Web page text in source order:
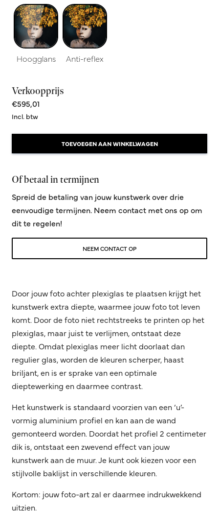
Hoogglans Anti-reflex
Verkoopprijs
€595,01
Incl. btw
TOEVOEGEN AAN WINKELWAGEN
Of betaal in termijnen
Spreid de betaling van jouw kunstwerk over drie
eenvoudige termijnen. Neem contact met ons op om
dit te regelen!
NEEM CONTACT OP
Door jouw foto achter plexiglas te plaatsen krijgt het
kunstwerk extra diepte, waarmee jouw foto tot leven
komt. Door de foto niet rechtstreeks te printen op het
plexiglas, maar juist te verlijmen, ontstaat deze
diepte. Omdat plexiglas meer licht doorlaat dan
regulier glas, worden de kleuren scherper, haast
briljant, en is er sprake van een optimale
dieptewerking en daarmee contrast.
Het kunstwerk is standaard voorzien van een ‘u’-
vormig aluminium profiel en kan aan de wand
gemonteerd worden. Doordat het profiel 2 centimeter
dik is, ontstaat een zwevend effect van jouw
kunstwerk aan de muur. Je kunt ook kiezen voor een
stijlvolle baklijst in verschillende kleuren.
Kortom: jouw foto-art zal er daarmee indrukwekkend
uitzien.